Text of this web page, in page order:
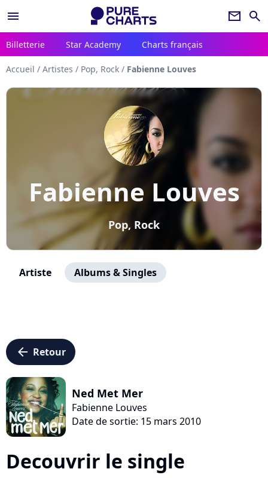
menu newsletter search
Billetterie Star Academy Charts français
Accueil / Artistes / Pop, Rock / Fabienne Louves
Fabienne Louves
Pop, Rock
Artiste Albums & Singles
arrow_left Retour
Ned Met Mer
Fabienne Louves
Date de sortie: 15 mars 2010
Decouvrir le single